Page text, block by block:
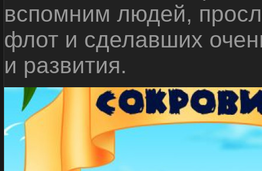
вспомним людей,
флот и сделавших
и развития.